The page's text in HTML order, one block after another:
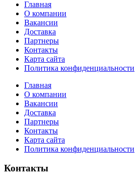
Главная
О компании
Вакансии
Доставка
Партнеры
Контакты
Карта сайта
Политика конфиденциальности
Главная
О компании
Вакансии
Доставка
Партнеры
Контакты
Карта сайта
Политика конфиденциальности
Контакты